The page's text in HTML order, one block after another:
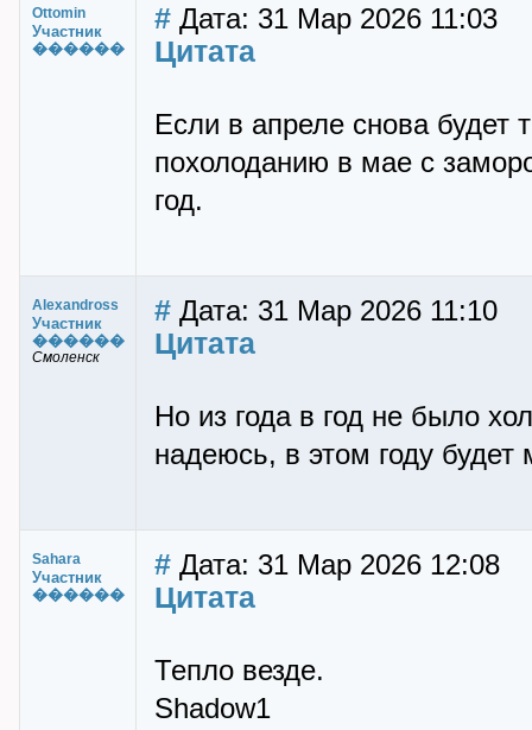
Ottomin
Участник
������
# Дата: 31 Мар 2026 11:03
Цитата
Если в апреле снова
похолоданию в мае с
год.
Alexandross
Участник
������
Смоленск
# Дата: 31 Мар 2026 11:10
Цитата
Но из года в год не было
надеюсь, в этом году будет
Sahara
Участник
������
# Дата: 31 Мар 2026 12:08
Цитата
Тепло везде.
Shadow1